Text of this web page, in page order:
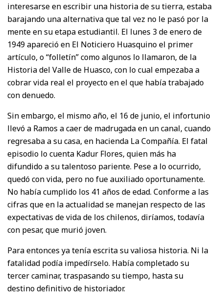
interesarse en escribir una historia de su tierra, estaba
barajando una alternativa que tal vez no le pasó por la
mente en su etapa estudiantil. El lunes 3 de enero de
1949 apareció en El Noticiero Huasquino el primer
artículo, o “folletín” como algunos lo llamaron, de la
Historia del Valle de Huasco, con lo cual empezaba a
cobrar vida real el proyecto en el que había trabajado
con denuedo.
Sin embargo, el mismo año, el 16 de junio, el infortunio
llevó a Ramos a caer de madrugada en un canal, cuando
regresaba a su casa, en hacienda La Compañía. El fatal
episodio lo cuenta Kadur Flores, quien más ha
difundido a su talentoso pariente. Pese a lo ocurrido,
quedó con vida, pero no fue auxiliado oportunamente.
No había cumplido los 41 años de edad. Conforme a las
cifras que en la actualidad se manejan respecto de las
expectativas de vida de los chilenos, diríamos, todavía
con pesar, que murió joven.
Para entonces ya tenía escrita su valiosa historia. Ni la
fatalidad podía impedírselo. Había completado su
tercer caminar, traspasando su tiempo, hasta su
destino definitivo de historiador.